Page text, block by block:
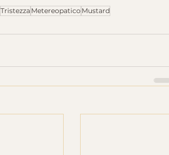
Tristezza Metereopatico Mustard